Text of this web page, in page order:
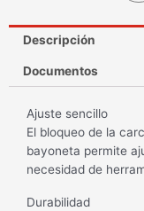
Descripción
Documentos
Ajuste sencillo
El bloqueo de la
bayoneta permite
necesidad de
Durabilidad